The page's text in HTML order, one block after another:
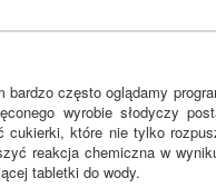
często oglądamy
wyrobie słodyczy
cukierki, które nie tylko
reakcja chemiczna w
tabletki do wody.